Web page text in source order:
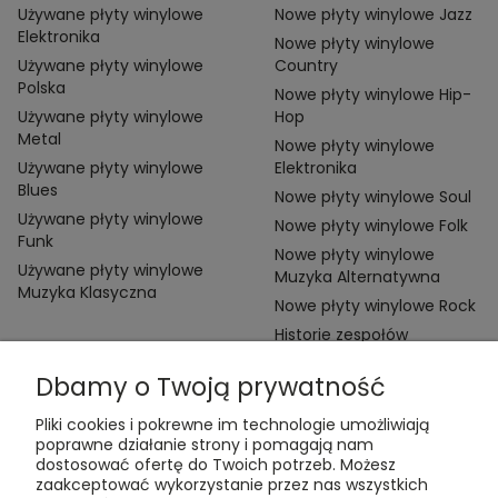
Używane płyty winylowe
Elektronika
Używane płyty winylowe
Polska
Używane płyty winylowe
Metal
Używane płyty winylowe
Blues
Używane płyty winylowe
Funk
Używane płyty winylowe
Muzyka Klasyczna
Nowe płyty winylowe Jazz
Nowe płyty winylowe
Country
Nowe płyty winylowe Hip-
Hop
Nowe płyty winylowe
Elektronika
Nowe płyty winylowe Soul
Nowe płyty winylowe Folk
Nowe płyty winylowe
Muzyka Alternatywna
Nowe płyty winylowe Rock
Historie zespołów
Dbamy o Twoją prywatność
Pliki cookies i pokrewne im technologie umożliwiają
poprawne działanie strony i pomagają nam
dostosować ofertę do Twoich potrzeb. Możesz
zaakceptować wykorzystanie przez nas wszystkich